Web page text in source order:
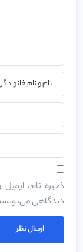
ذخیره نام،
دیدگاهی